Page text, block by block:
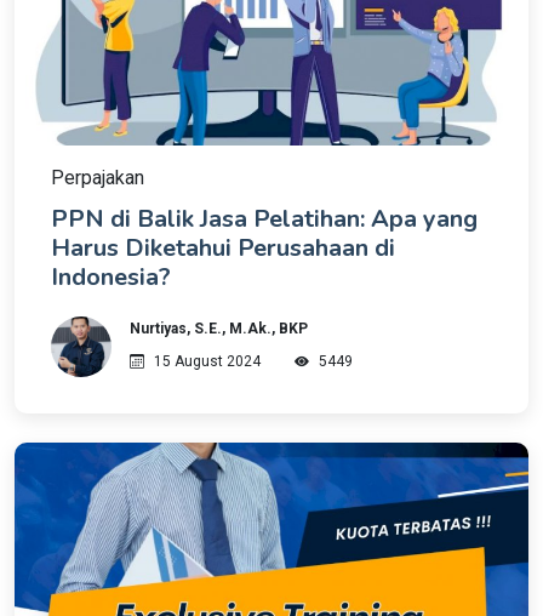
Perpajakan
PPN di Balik Jasa Pelatihan: Apa yang
Harus Diketahui Perusahaan di
Indonesia?
Nurtiyas, S.E., M.Ak., BKP
15 August 2024
5449